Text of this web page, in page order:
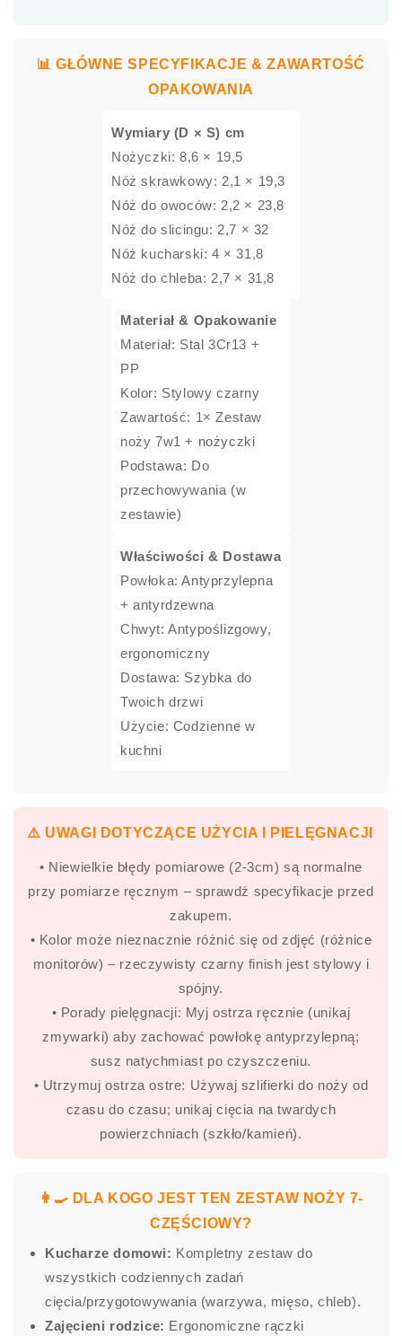
📊 GŁÓWNE SPECYFIKACJE & ZAWARTOŚĆ
OPAKOWANIA
Wymiary (D × S) cm
Nożyczki: 8,6 × 19,5
Nóż skrawkowy: 2,1 × 19,3
Nóż do owoców: 2,2 × 23,8
Nóż do slicingu: 2,7 × 32
Nóż kucharski: 4 × 31,8
Nóż do chleba: 2,7 × 31,8
Materiał & Opakowanie
Materiał: Stal 3Cr13 +
PP
Kolor: Stylowy czarny
Zawartość: 1× Zestaw
noży 7w1 + nożyczki
Podstawa: Do
przechowywania (w
zestawie)
Właściwości & Dostawa
Powłoka: Antyprzylepna
+ antyrdzewna
Chwyt: Antypoślizgowy,
ergonomiczny
Dostawa: Szybka do
Twoich drzwi
Użycie: Codzienne w
kuchni
⚠️ UWAGI DOTYCZĄCE UŻYCIA I PIELĘGNACJI
• Niewielkie błędy pomiarowe (2-3cm) są normalne
przy pomiarze ręcznym – sprawdź specyfikacje przed
zakupem.
• Kolor może nieznacznie różnić się od zdjęć (różnice
monitorów) – rzeczywisty czarny finish jest stylowy i
spójny.
• Porady pielęgnacji: Myj ostrza ręcznie (unikaj
zmywarki) aby zachować powłokę antyprzylepną;
susz natychmiast po czyszczeniu.
• Utrzymuj ostrza ostre: Używaj szlifierki do noży od
czasu do czasu; unikaj cięcia na twardych
powierzchniach (szkło/kamień).
👩🍳 DLA KOGO JEST TEN ZESTAW NOŻY 7-
CZĘŚCIOWY?
Kucharze domowi: Kompletny zestaw do
wszystkich codziennych zadań
cięcia/przygotowywania (warzywa, mięso, chleb).
Zajęcieni rodzice: Ergonomiczne rączki